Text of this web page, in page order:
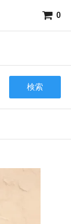
0
検索